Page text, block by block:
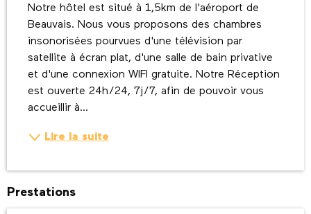
Notre hôtel est situé à 1,5km de l'aéroport de
Beauvais. Nous vous proposons des chambres
insonorisées pourvues d'une télévision par
satellite à écran plat, d'une salle de bain privative
et d'une connexion WIFI gratuite. Notre Réception
est ouverte 24h/24, 7j/7, afin de pouvoir vous
accueillir à...
Lire la suite
Prestations